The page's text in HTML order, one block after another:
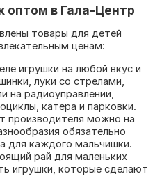
оптом в Гала-Центр
товары для детей
ценам:
игрушки на любой вкус и
луки со стрелами,
на радиоуправлении,
катера и парковки.
производителя можно на
обязательно
для каждого мальчишки.
рай для маленьких
игрушки, которые сделают